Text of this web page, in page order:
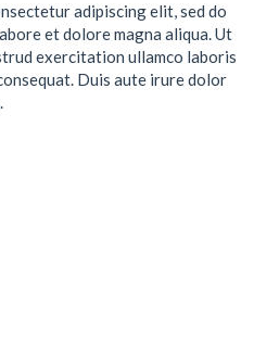
adipiscing elit, sed do
et dolore magna aliqua. Ut
exercitation ullamco laboris
Duis aute irure dolor